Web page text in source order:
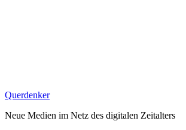
Zum
springen
Querdenker
Neue Medien im Netz des digitalen Zeitalters